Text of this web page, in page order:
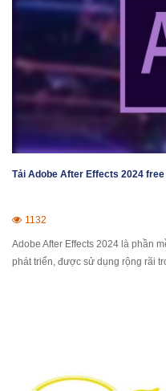
Tải Adobe After Effects 2024
1132
Adobe After Effects 2024 là phần
phát triển, được sử dụng rộng rãi